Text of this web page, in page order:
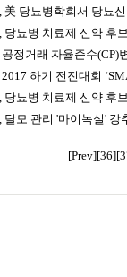
美 당뇨병학회서 당뇨
당뇨병 치료제 신약 후
정거래 자율준수(CP)
하기 전진대회
당뇨병 치료제 신약 후
탈모 관리 '마이녹실' 강
[Prev][36]